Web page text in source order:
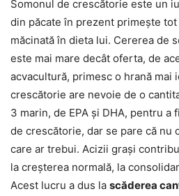
Somonul de crescătorie este un
din păcate în prezent primește tot
măcinată în dieta lui. Cererea de
este mai mare decât oferta, de
acvacultură, primesc o hrană mai
crescătorie are nevoie de o
3 marin, de EPA și DHA, pentru a
de crescătorie, dar se pare că nu
care ar trebui. Acizii grași
la creșterea normală, la
Acest lucru a dus la scăderea